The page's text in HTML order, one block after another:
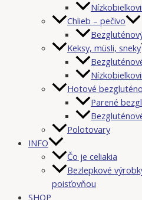
Chlieb – pečivo
Keksy, müsli, sneky
Hotové
Parené
Polotovary
INFO
Čo je celiakia
Bezlepkové
poisťovňou
SHOP